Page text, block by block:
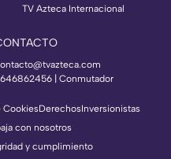
TV Azteca Internacional
| Conmutador
CookiesDerechosInversionistas
con nosotros
y cumplimiento